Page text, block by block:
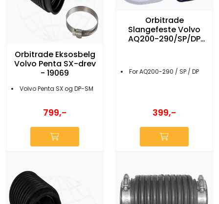
Orbitrade Eksosbelg
Volvo Penta SX-drev
- 19069
Volvo Penta SX og DP-SM
799,-
Orbitrade
Slangefeste Volvo
AQ200-290/SP/DP
For AQ200-290 / SP / DP
399,-